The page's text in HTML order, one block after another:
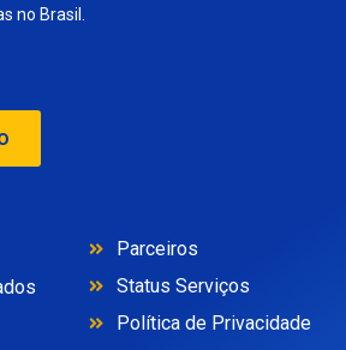
no Brasil.
Parceiros
Status Serviços
Política de Privacidade